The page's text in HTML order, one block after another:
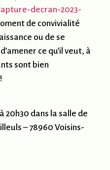
decran-2023-
de convivialité
ou de se
ce qu’il veut, à
sont bien
20h30 dans la salle de
– 78960 Voisins-